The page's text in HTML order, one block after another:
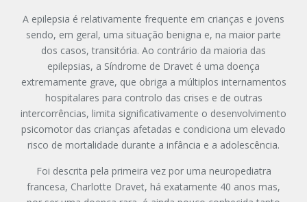
A epilepsia é relativamente frequente em crianças e jovens
sendo, em geral, uma situação benigna e, na maior parte
dos casos, transitória. Ao contrário da maioria das
epilepsias, a Síndrome de Dravet é uma doença
extremamente grave, que obriga a múltiplos internamentos
hospitalares para controlo das crises e de outras
intercorrências, limita significativamente o desenvolvimento
psicomotor das crianças afetadas e condiciona um elevado
risco de mortalidade durante a infância e a adolescência.
Foi descrita pela primeira vez por uma neuropediatra
francesa, Charlotte Dravet, há exatamente 40 anos mas,